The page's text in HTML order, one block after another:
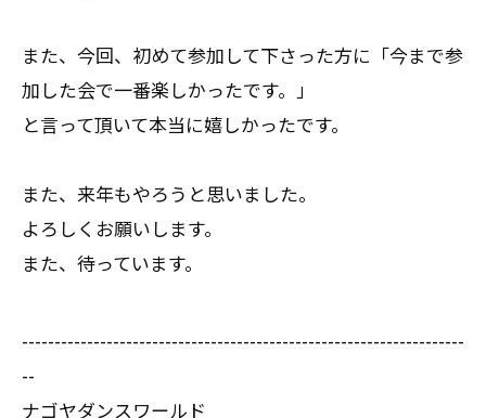
また、今回、初めて参加して下さった方に「今まで参
加した会で一番楽しかったです。」
と言って頂いて本当に嬉しかったです。
また、来年もやろうと思いました。
よろしくお願いします。
また、待っています。
--------------------------------------------------------------------
--
ナゴヤダンスワールド